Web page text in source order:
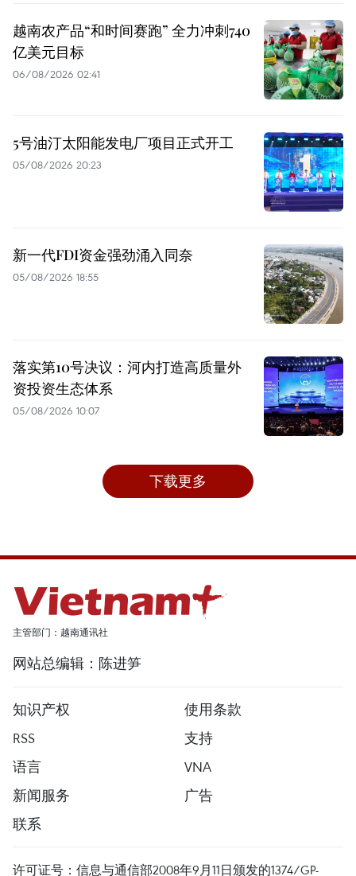
越南农产品“和时间赛跑” 全力冲刺740
亿美元目标
06/08/2026 02:41
5号油汀太阳能发电厂项目正式开工
05/08/2026 20:23
新一代FDI资金强劲涌入同奈
05/08/2026 18:55
落实第10号决议：河内打造高质量外
资投资生态体系
05/08/2026 10:07
下载更多
主管部门：越南通讯社
网站总编辑：陈进笋
知识产权
使用条款
RSS
支持
语言
VNA
新闻服务
广告
联系
许可证号：信息与通信部2008年9月11日颁发的1374/GP-